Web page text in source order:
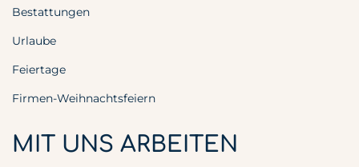
Bestattungen
Urlaube
Feiertage
Firmen-Weihnachtsfeiern
MIT UNS ARBEITEN